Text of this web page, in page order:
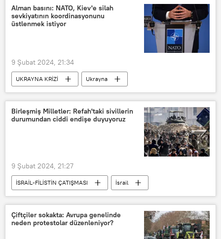
Afrika
Alman basını: NATO, Kiev'e silah
sevkiyatının koordinasyonunu
üstlenmek istiyor
9 Şubat 2024, 21:34
UKRAYNA KRİZİ
Ukrayna
Ukrayna ordusu
Almanya
Jake Sullivan
NATO
ABD
Donald Trump
Jens Stoltenberg
Birleşmiş Milletler: Refah'taki sivillerin
durumundan ciddi endişe duyuyoruz
9 Şubat 2024, 21:27
İSRAİL-FİLİSTİN ÇATIŞMASI
İsrail
İsrail-Filistin
Filistin
İsrail-Filistin sorunu
refah
Gazze
Gazze Şeridi
Çiftçiler sokakta: Avrupa genelinde
neden protestolar düzenleniyor?